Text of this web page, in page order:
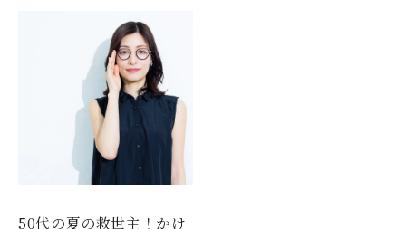
50代の夏の救世主！かけ